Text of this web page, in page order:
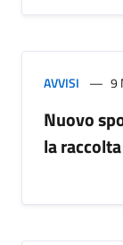
AVVISI 9
Nuovo
la